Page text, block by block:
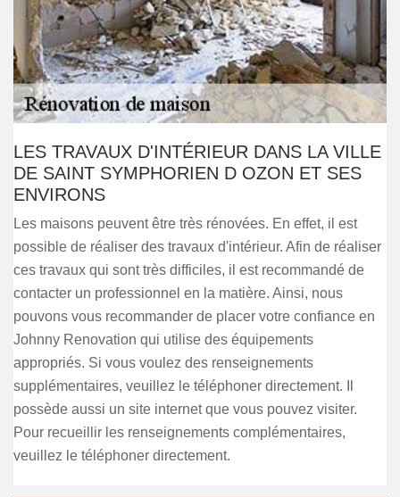
LES TRAVAUX D'INTÉRIEUR DANS LA VILLE
DE SAINT SYMPHORIEN D OZON ET SES
ENVIRONS
Les maisons peuvent être très rénovées. En effet, il est
possible de réaliser des travaux d'intérieur. Afin de réaliser
ces travaux qui sont très difficiles, il est recommandé de
contacter un professionnel en la matière. Ainsi, nous
pouvons vous recommander de placer votre confiance en
Johnny Renovation qui utilise des équipements
appropriés. Si vous voulez des renseignements
supplémentaires, veuillez le téléphoner directement. Il
possède aussi un site internet que vous pouvez visiter.
Pour recueillir les renseignements complémentaires,
veuillez le téléphoner directement.